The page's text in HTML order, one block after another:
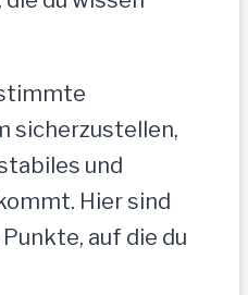
sicherzustellen,
und
Hier sind
auf die du